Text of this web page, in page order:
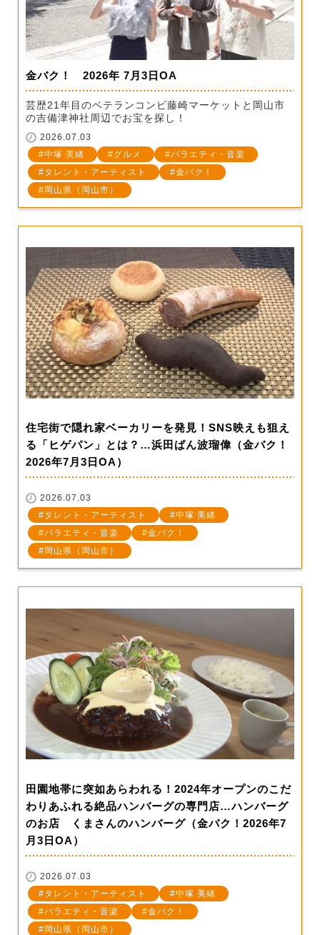
金バク！ 2026年 7月3日OA
芸歴21年目のベテランコンビ藤崎マーケットと岡山市
の吉備津神社周辺でお宝を探し！
2026.07.03
中塚 美緒
グルメ
バラエティ・音楽
タレント・アーティスト
金バク！
岡山県（岡山市）
住宅街で隠れ家ベーカリーを発見！SNS映えも狙え
る「ヒゲパン」とは？…浜田ぱん波瑠偉（金バク！
2026年7月3日OA）
2026.07.03
タレント・アーティスト
中塚 美緒
バラエティ・音楽
金バク！
岡山県（岡山市）
田園地帯に突如あらわれる！2024年オープンのこだ
わりあふれる絶品ハンバーグの専門店…ハンバーグ
のお店 くまさんのハンバーグ（金バク！2026年7
月3日OA）
2026.07.03
タレント・アーティスト
中塚 美緒
バラエティ・音楽
金バク！
岡山県（岡山市）